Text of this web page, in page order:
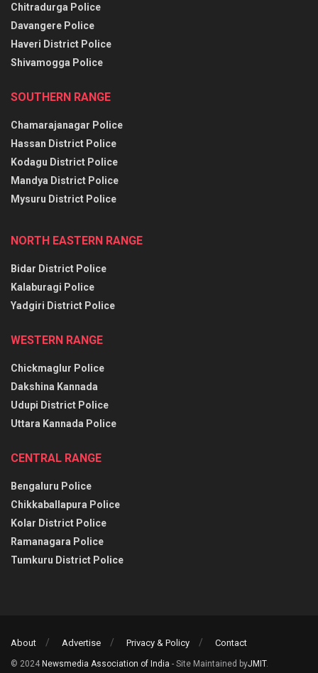
Chitradurga Police
Davangere Police
Haveri District Police
Shivamogga Police
SOUTHERN RANGE
Chamarajanagar Police
Hassan District Police
Kodagu District Police
Mandya District Police
Mysuru District Police
NORTH EASTERN RANGE
Bidar District Police
Kalaburagi Police
Yadgiri District Police
WESTERN RANGE
Chickmaglur Police
Dakshina Kannada
Udupi District Police
Uttara Kannada Police
CENTRAL RANGE
Bengaluru Police
Chikkaballapura Police
Kolar District Police
Ramanagara Police
Tumkuru District Police
About Advertise Privacy & Policy Contact
© 2024 Newsmedia Association of India - Site Maintained byJMIT.